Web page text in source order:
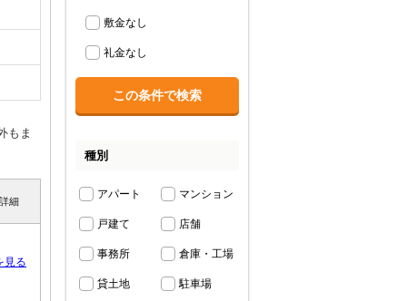
もま
細
見る
敷金なし
礼金なし
種別
アパート マンション
戸建て 店舗
事務所 倉庫・工場
貸土地 駐車場